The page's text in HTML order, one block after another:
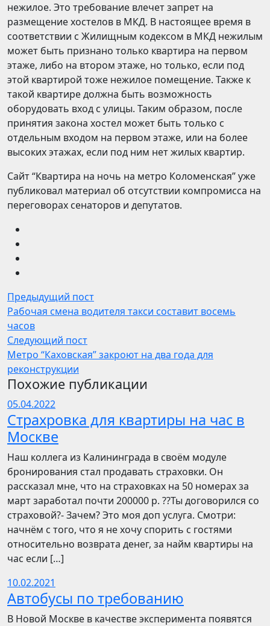
нежилое. Это требование влечет запрет на
размещение хостелов в МКД. В настоящее время в
соответствии с Жилищным кодексом в МКД нежилым
может быть признано только квартира на первом
этаже, либо на втором этаже, но только, если под
этой квартирой тоже нежилое помещение. Также к
такой квартире должна быть возможность
оборудовать вход с улицы. Таким образом, после
принятия закона хостел может быть только с
отдельным входом на первом этаже, или на более
высоких этажах, если под ним нет жилых квартир.
Сайт “Квартира на ночь на метро Коломенская” уже
публиковал материал об отсутствии компромисса на
переговорах сенаторов и депутатов.
Предыдущий пост
Рабочая смена водителя такси составит восемь
часов
Следующий пост
Метро “Каховская” закроют на два года для
реконструкции
Похожие публикации
05.04.2022
Страхровка для квартиры на час в
Москве
Наш коллега из Калининграда в своём модуле
бронирования стал продавать страховки. Он
рассказал мне, что на страховках на 50 номерах за
март заработал почти 200000 р. ??Ты договорился со
страховой?- Зачем? Это моя доп услуга. Смотри:
начнём с того, что я не хочу спорить с гостями
относительно возврата денег, за найм квартиры на
час если […]
10.02.2021
Автобусы по требованию
В Новой Москве в качестве эксперимента появятся